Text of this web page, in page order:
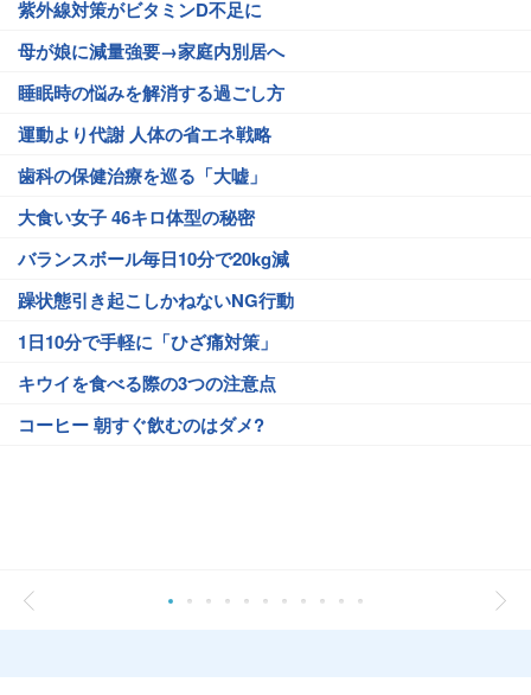
紫外線対策がビタミンD不足に
母が娘に減量強要→家庭内別居へ
睡眠時の悩みを解消する過ごし方
運動より代謝 人体の省エネ戦略
歯科の保健治療を巡る「大嘘」
大食い女子 46キロ体型の秘密
バランスボール毎日10分で20kg減
躁状態引き起こしかねないNG行動
1日10分で手軽に「ひざ痛対策」
キウイを食べる際の3つの注意点
コーヒー 朝すぐ飲むのはダメ?